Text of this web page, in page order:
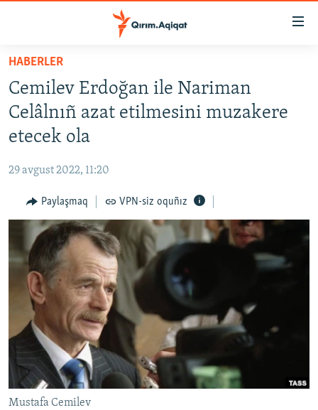
Esas
qaytmaq
Baş
navigatsiyağa
qaytmaq
Qıdıruvğa
qaytmaq
HABERLER
SİYASET
İQTİSADİYAT
MEDENİYET
İNSAN AQLARI
VİDEO
SÜRET
BLOGLAR
FİKİR
Русский
Українською
QOŞULIÑIZ!
HABERLER
Cemilev Erdoğan ile Nariman
Celâlnıñ azat etilmesini muzakere
etecek ola
29 avgust 2022, 11:20
Paylaşmaq VPN-siz oquñız
Mustafa Cemilev